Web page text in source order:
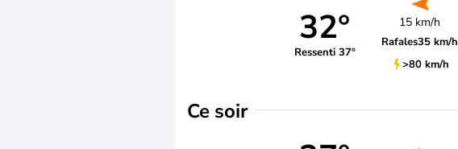
32°
Ressenti 37°
15 km/h
Rafales35 km/h
>80 km/h
Ce soir